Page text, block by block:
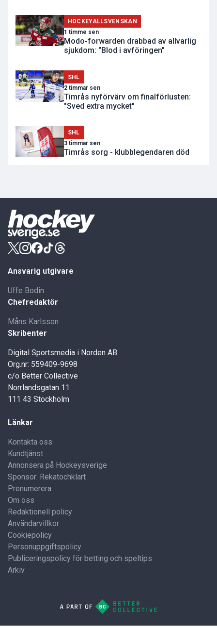
HOCKEYALLSVENSKAN
1 timme sen
Modo-forwarden drabbad av allvarlig
sjukdom: "Blod i avföringen"
SHL
2 timmar sen
Timrås nyförvärv om finalförlusten:
"Sved extra mycket"
SHL
3 timmar sen
Timrås sorg - klubblegendaren död
Ansvarig utgivare
Uffe Bodin
Chefredaktör
Måns Karlsson
Skribenter
Digital Sportsmedia i Norden AB
Org.nr: 559409-9698
c/o Better Collective
Norrlandsgatan 11
111 43 Stockholm
Länkar
Kontakta oss
Kundtjänst
Annonsera på Hockeysverige
Sponsor: Rekatochklart
Prenumerera
Om oss
Redaktionell policy
Användarvillkor
Cookiepolicy
Personuppgiftspolicy
Publiceringspolicy för betting och speltips
Arkiv